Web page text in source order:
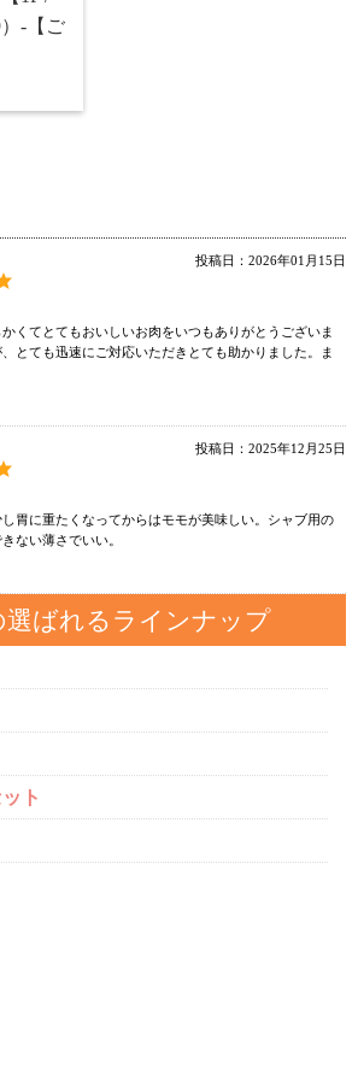
‐【ご
投稿日： 2026年01月15日
くてとてもおいしいお肉をいつもありがとうございま
とても迅速にご対応いただきとても助かりました。ま
投稿日： 2025年12月25日
胃に重たくなってからはモモが美味しい。シャブ用の
ない薄さでいい。
選ばれるラインナップ
ト